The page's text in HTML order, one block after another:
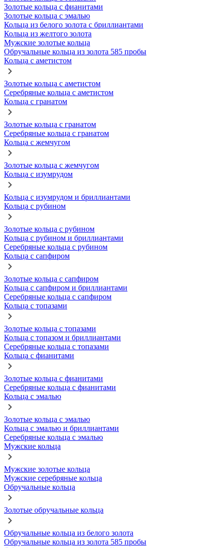
Золотые кольца с фианитами
Золотые кольца с эмалью
Кольца из белого золота с бриллиантами
Кольца из желтого золота
Мужские золотые кольца
Обручальные кольца из золота 585 пробы
Кольца с аметистом
Золотые кольца с аметистом
Серебряные кольца с аметистом
Кольца с гранатом
Золотые кольца с гранатом
Серебряные кольца с гранатом
Кольца с жемчугом
Золотые кольца с жемчугом
Кольца с изумрудом
Кольца с изумрудом и бриллиантами
Кольца с рубином
Золотые кольца с рубином
Кольца с рубином и бриллиантами
Серебряные кольца с рубином
Кольца с сапфиром
Золотые кольца с сапфиром
Кольца с сапфиром и бриллиантами
Серебряные кольца с сапфиром
Кольца с топазами
Золотые кольца с топазами
Кольца с топазом и бриллиантами
Серебряные кольца с топазами
Кольца с фианитами
Золотые кольца с фианитами
Серебряные кольца с фианитами
Кольца с эмалью
Золотые кольца с эмалью
Кольца с эмалью и бриллиантами
Серебряные кольца с эмалью
Мужские кольца
Мужские золотые кольца
Мужские серебряные кольца
Обручальные кольца
Золотые обручальные кольца
Обручальные кольца из белого золота
Обручальные кольца из золота 585 пробы